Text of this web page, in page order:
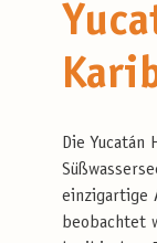
Die
einzigartige
beobachtet